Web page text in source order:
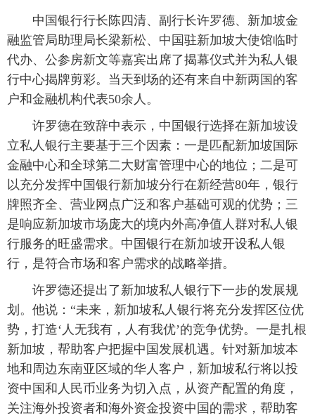
中国银行行长陈四清、副行长许罗德、新加坡金
融监管局助理局长梁新松、中国驻新加坡大使馆临时
代办、公参房新文等嘉宾出席了揭幕仪式并为私人银
行中心揭牌剪彩。当天到场的还有来自中新两国的客
户和金融机构代表50余人。
许罗德在致辞中表示，中国银行选择在新加坡设
立私人银行主要基于三个因素：一是匹配新加坡国际
金融中心和全球第二大财富管理中心的地位；二是可
以充分发挥中国银行新加坡分行在新经营80年，银行
牌照齐全、营业网点广泛和客户基础可观的优势；三
是响应新加坡市场庞大的境内外高净值人群对私人银
行服务的旺盛需求。中国银行在新加坡开设私人银
行，是符合市场和客户需求的战略举措。
许罗德还提出了新加坡私人银行下一步的发展规
划。他说：“未来，新加坡私人银行将充分发挥区位优
势，打造‘人无我有，人有我优’的竞争优势。一是扎根
新加坡，帮助客户把握中国发展机遇。针对新加坡本
地和周边东南亚区域的华人客户，新加坡私行将以投
资中国和人民币业务为切入点，从资产配置的角度，
关注海外投资者和海外资金投资中国的需求，帮助客